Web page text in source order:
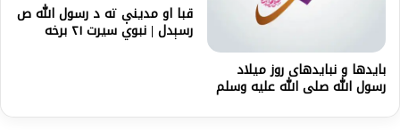
بایدها و نبایدهای روز میلاد
رسول الله صلی الله علیه وسلم
قبا او مدینې ته د رسول الله ص
رسېدل | نبوي سیرت ۲۱ برخه